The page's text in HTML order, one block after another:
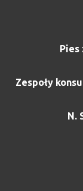
Pies
Zespoły
N.